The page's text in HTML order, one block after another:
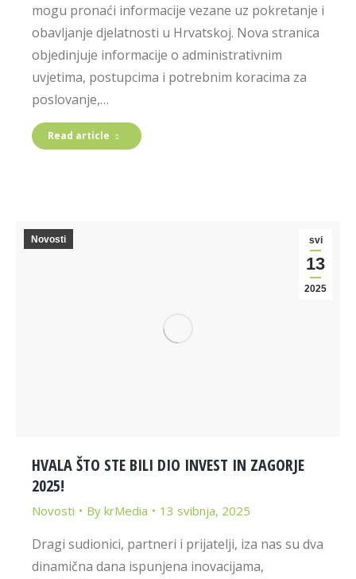
mogu pronaći informacije vezane uz pokretanje i
obavljanje djelatnosti u Hrvatskoj. Nova stranica
objedinjuje informacije o administrativnim
uvjetima, postupcima i potrebnim koracima za
poslovanje,…
Read article
svi
13
2025
Novosti
HVALA ŠTO STE BILI DIO INVEST IN ZAGORJE
2025!
Novosti By krMedia 13 svibnja, 2025
Dragi sudionici, partneri i prijatelji, iza nas su dva
dinamična dana ispunjena inovacijama,